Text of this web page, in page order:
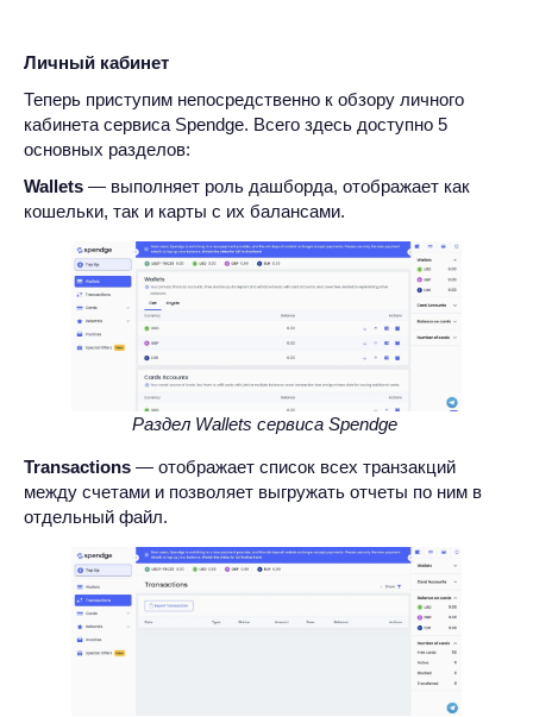
Личный кабинет
Теперь приступим непосредственно к обзору личного
кабинета сервиса Spendge. Всего здесь доступно 5
основных разделов:
Wallets — выполняет роль дашборда, отображает как
кошельки, так и карты с их балансами.
Раздел Wallets сервиса Spendge
Transactions — отображает список всех транзакций
между счетами и позволяет выгружать отчеты по ним в
отдельный файл.